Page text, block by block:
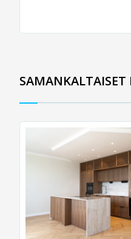
SAMANKALTAISET